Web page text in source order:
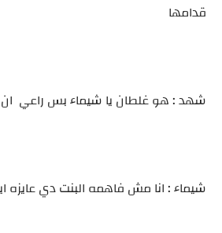
قدامها
شهد : هو غلطان يا شيماء بس راعي ان
شيماء : انا مش فاهمه البنت دي عايزه